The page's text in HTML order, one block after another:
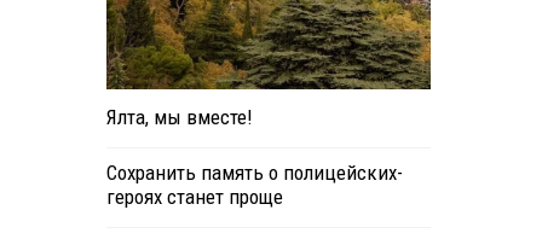
Ялта, мы вместе!
Сохранить память о полицейских-
героях станет проще